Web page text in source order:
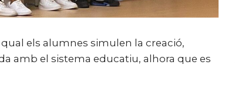
els alumnes simulen la creació,
amb el sistema educatiu, alhora que es